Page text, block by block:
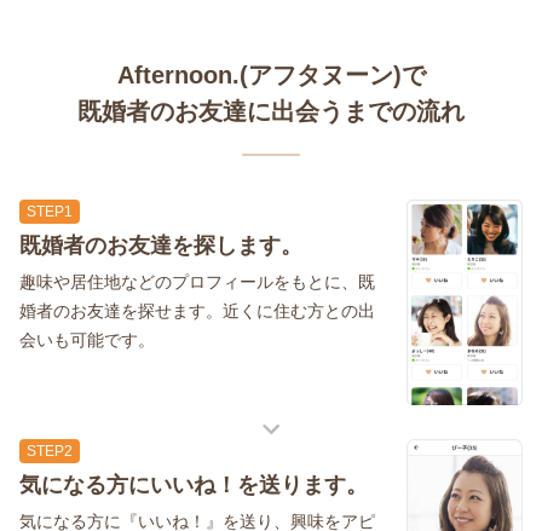
Afternoon.(アフタヌーン)で
既婚者のお友達に出会うまでの流れ
STEP1
既婚者のお友達を探します。
趣味や居住地などのプロフィールをもとに、既
婚者のお友達を探せます。近くに住む方との出
会いも可能です。
STEP2
気になる方にいいね！を送ります。
気になる方に『いいね！』を送り、興味をアピ